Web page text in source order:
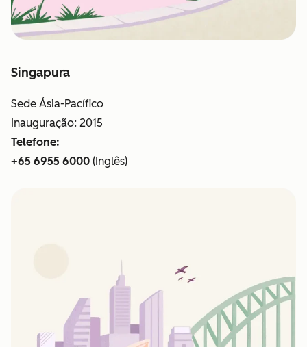
Singapura
Sede Ásia-Pacífico
Inauguração: 2015
Telefone:
+65 6955 6000 (Inglês)